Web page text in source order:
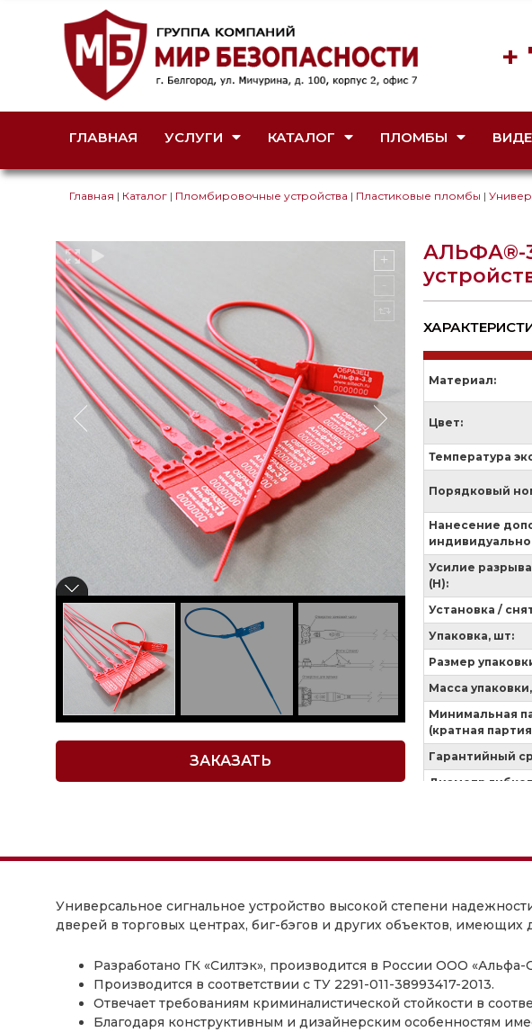
+
ГЛАВНАЯ УСЛУГИ КАТАЛОГ ПЛОМБЫ
Главная | Каталог | Пломбировочные устройства | Пластиковые пломбы |
ЗАКАЗАТЬ
АЛЬФА®-
Материал:
Цвет:
Температура
Порядковый
Нанесение
Усилие
(Н):
Установка /
Упаковка, шт:
Размер
Масса упаковки,
Минимальная
(кратная
Гарантийный
Диаметр
Рабочая длина,
Универсальное сигнальное устройство высокой степени
дверей в торговых центрах, биг-бэгов и других объектов, имеющих
Разработано ГК «Силтэк», производится в России ООО
Производится в соответствии с ТУ 2291-011-38993417-2013.
Отвечает требованиям криминалистической стойкости в
Благодаря конструктивным и дизайнерским особенностям